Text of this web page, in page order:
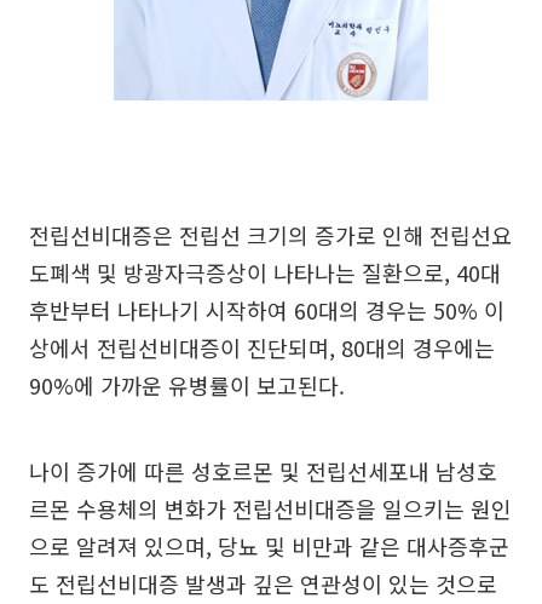
전립선비대증은 전립선 크기의 증가로 인해 전립선요
도폐색 및 방광자극증상이 나타나는 질환으로, 40대
후반부터 나타나기 시작하여 60대의 경우는 50% 이
상에서 전립선비대증이 진단되며, 80대의 경우에는
90%에 가까운 유병률이 보고된다.
나이 증가에 따른 성호르몬 및 전립선세포내 남성호
르몬 수용체의 변화가 전립선비대증을 일으키는 원인
으로 알려져 있으며, 당뇨 및 비만과 같은 대사증후군
도 전립선비대증 발생과 깊은 연관성이 있는 것으로